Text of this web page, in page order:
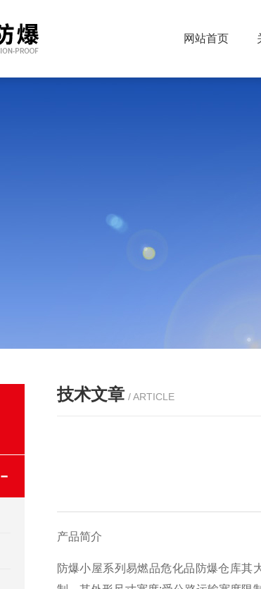
网站首页
技术文章 / ARTICLE
产品简介
防爆小屋系列易燃品危化品防爆仓库其